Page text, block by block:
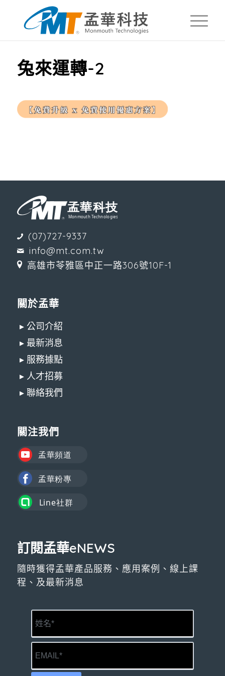
兔來運轉-2
(07)727-9337
info@mt.com.tw
高雄市苓雅區中正一路306號10F-1
關於孟華
▸ 公司介紹
▸ 最新消息
▸ 服務據點
▸ 人才招募
▸ 聯絡我們
關注我們
訂閱孟華eNEWS
隨時獲得孟華產品服務、應用案例、線上課
程、及最新消息